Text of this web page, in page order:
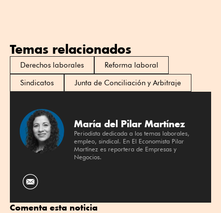
Temas relacionados
Derechos laborales
Reforma laboral
Sindicatos
Junta de Conciliación y Arbitraje
María del Pilar Martínez
Periodista dedicada a los temas laborales,
empleo, sindical. En El Economista Pilar
Martínez es reportera de Empresas y
Negocios.
Comenta esta noticia